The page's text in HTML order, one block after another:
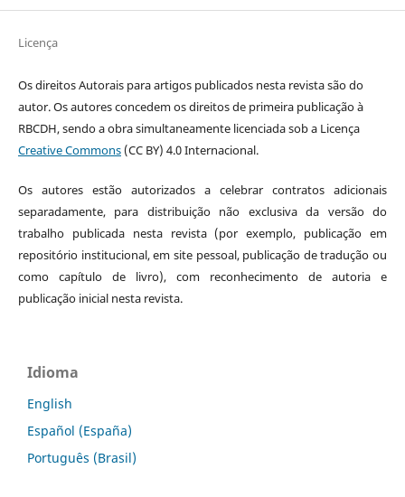
Licença
Os direitos Autorais para artigos publicados nesta revista são do
autor. Os autores concedem os direitos de primeira publicação à
RBCDH, sendo a obra simultaneamente licenciada sob a Licença
Creative Commons(CC BY) 4.0 Internacional.
Os autores estão autorizados a celebrar contratos adicionais
separadamente, para distribuição não exclusiva da versão do
trabalho publicada nesta revista (por exemplo, publicação em
repositório institucional, em site pessoal, publicação de tradução ou
como capítulo de livro), com reconhecimento de autoria e
publicação inicial nesta revista.
Idioma
English
Español (España)
Português (Brasil)